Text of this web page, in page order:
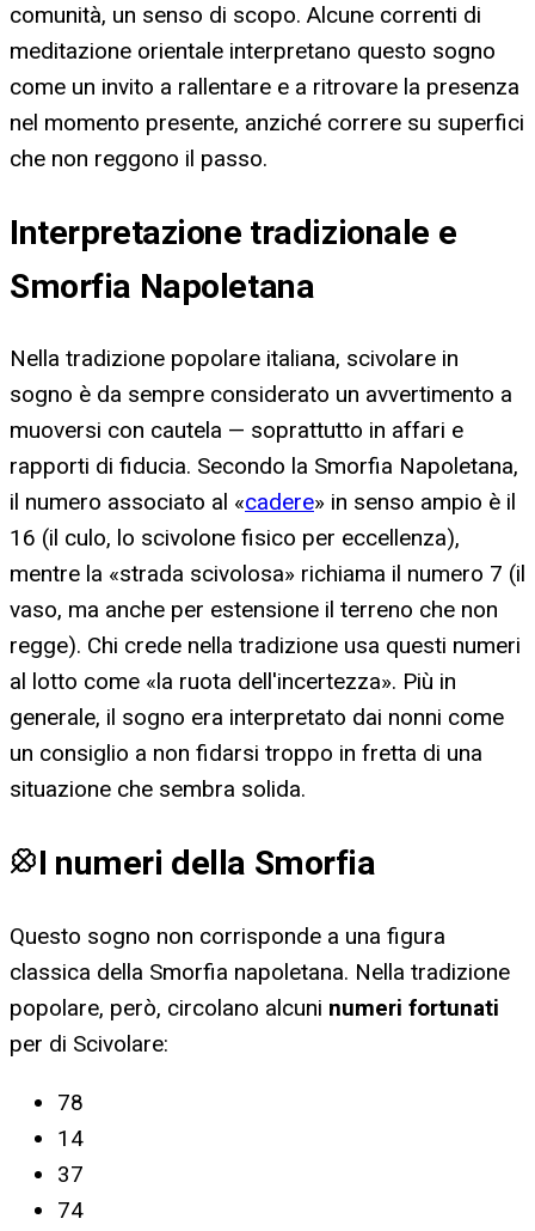
comunità, un senso di scopo. Alcune correnti di
meditazione orientale interpretano questo sogno
come un invito a rallentare e a ritrovare la presenza
nel momento presente, anziché correre su superfici
che non reggono il passo.
Interpretazione tradizionale e
Smorfia Napoletana
Nella tradizione popolare italiana, scivolare in
sogno è da sempre considerato un avvertimento a
muoversi con cautela — soprattutto in affari e
rapporti di fiducia. Secondo la Smorfia Napoletana,
il numero associato al «cadere» in senso ampio è il
16 (il culo, lo scivolone fisico per eccellenza),
mentre la «strada scivolosa» richiama il numero 7 (il
vaso, ma anche per estensione il terreno che non
regge). Chi crede nella tradizione usa questi numeri
al lotto come «la ruota dell'incertezza». Più in
generale, il sogno era interpretato dai nonni come
un consiglio a non fidarsi troppo in fretta di una
situazione che sembra solida.
I numeri della Smorfia
Questo sogno non corrisponde a una figura
classica della Smorfia napoletana. Nella tradizione
popolare, però, circolano alcuni numeri fortunati
per di Scivolare:
78
14
37
74